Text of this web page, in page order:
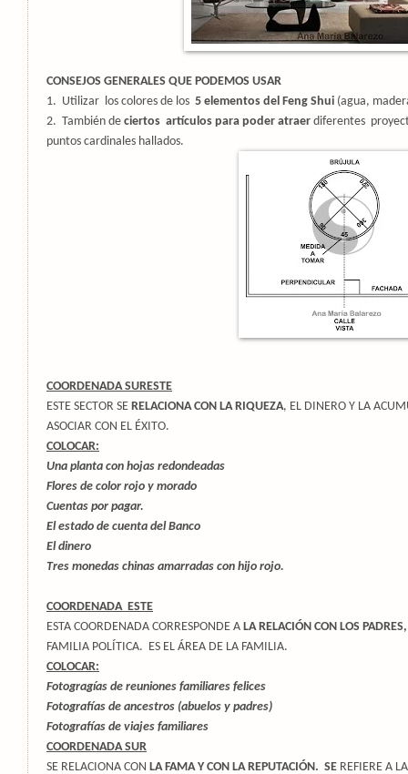
CONSEJOS GENERALES QUE PODEMOS USAR
1. Utilizar los colores de los 5 elementos del Feng Shui (agua,
2. También de ciertos artículos para poder atraer diferentes
puntos cardinales hallados.
COORDENADA SURESTE
ESTE SECTOR SE RELACIONA CON LA RIQUEZA, EL DINERO Y LA
ASOCIAR CON EL ÉXITO.
COLOCAR:
Una planta con hojas redondeadas
Flores de color rojo y morado
Cuentas por pagar.
El estado de cuenta del Banco
El dinero
Tres monedas chinas amarradas con hijo rojo.
COORDENADA ESTE
ESTA COORDENADA CORRESPONDE A LA RELACIÓN CON LOS
FAMILIA POLÍTICA. ES EL ÁREA DE LA FAMILIA.
COLOCAR:
Fotogragías de reuniones familiares felices
Fotografías de ancestros (abuelos y padres)
Fotografías de viajes familiares
COORDENADA SUR
SE RELACIONA CON LA FAMA Y CON LA REPUTACIÓN. SE REFIERE A